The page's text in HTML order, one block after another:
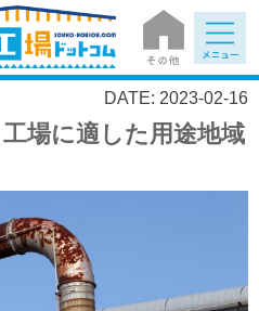
DATE: 2023-02-16
場に適した用途地域